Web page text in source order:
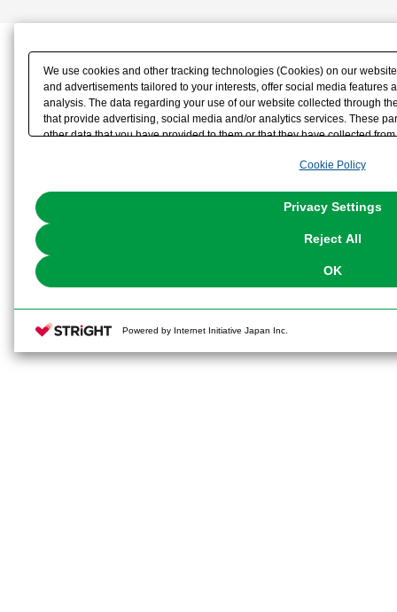
We use cookies and other tracking technologies (Cookies) on our
and advertisements tailored to your interests, offer social media features
analysis. The data regarding your use of our website collected through
that provide advertising, social media and/or analytics services. These
other data that you have provided to them or that they have collected
the use of all Cookies except for Strictly Necessary Cookies, please
You can change your consent or rejection settings at any time via
Cookie Policy
Privacy Settings
Reject All
OK
Powered by Internet Initiative Japan Inc.